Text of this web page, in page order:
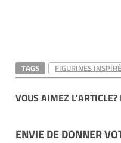
TAGS FIGURINES
VOUS AIMEZ
ENVIE DE DONNER